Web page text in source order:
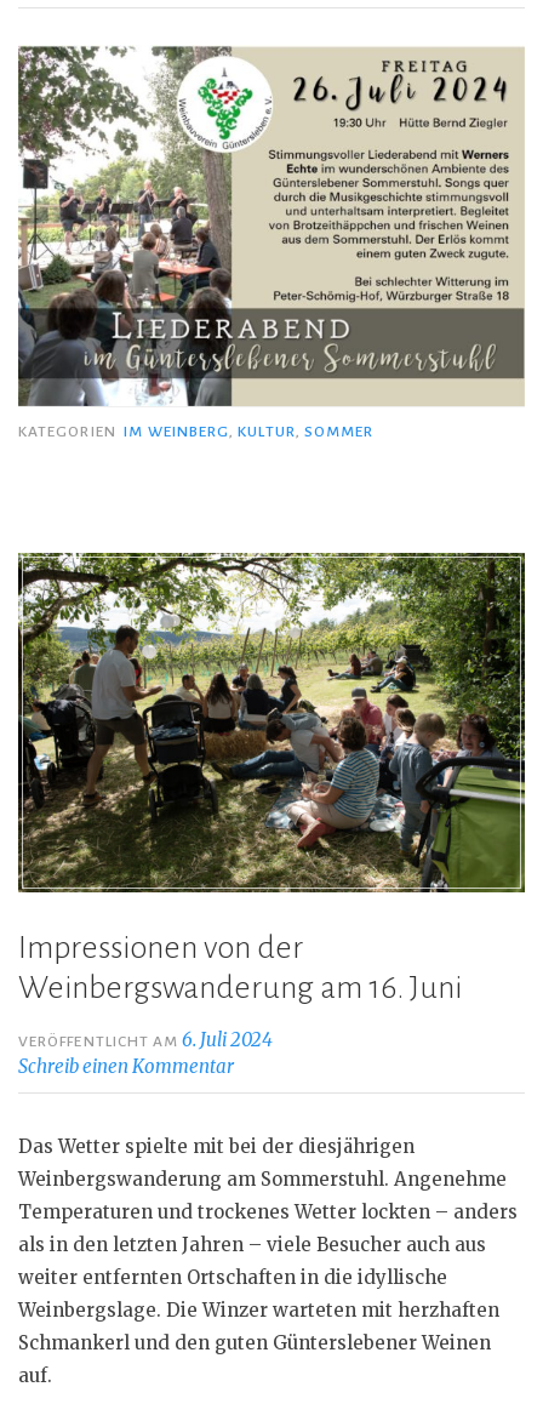
KATEGORIEN IM WEINBERG,KULTUR, SOMMER
Impressionen von der
Weinbergswanderung am 16. Juni
VERÖFFENTLICHT AM6. Juli 2024
Schreib einen Kommentar
Das Wetter spielte mit bei der diesjährigen
Weinbergswanderung am Sommerstuhl. Angenehme
Temperaturen und trockenes Wetter lockten – anders
als in den letzten Jahren – viele Besucher auch aus
weiter entfernten Ortschaften in die idyllische
Weinbergslage. Die Winzer warteten mit herzhaften
Schmankerl und den guten Günterslebener Weinen
auf.